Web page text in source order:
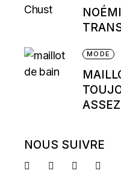
MODE
ASSEZ
NOUS SUIVRE